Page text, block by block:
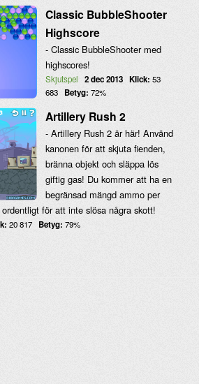
Classic BubbleShooter
Highscore
- Classic BubbleShooter med
highscores!
Skjutspel 2 dec 2013 Klick: 53
683
Betyg: 72%
Artillery Rush 2
- Artillery Rush 2 är här! Använd
kanonen för att skjuta fienden,
bränna objekt och släppa lös
giftig gas! Du kommer att ha en
begränsad mängd ammo per
för att inte slösa några skott!
20 817 Betyg: 79%